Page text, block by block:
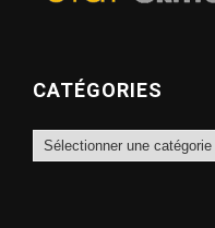
CATÉGORIES
Catégories